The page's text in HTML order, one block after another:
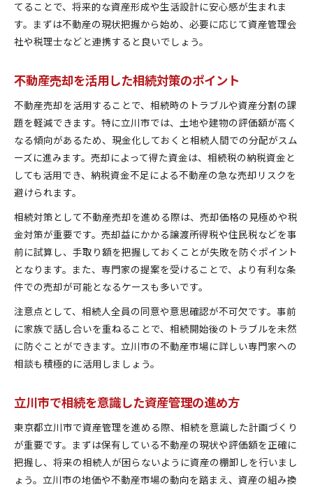
てることで、将来的な資産形成や生活設計に安心感が生まれま
す。まずは不動産の現状把握から始め、必要に応じて資産管理会
社や税理士などと連携すると良いでしょう。
不動産売却を活用した相続対策のポイント
不動産売却を活用することで、相続時のトラブルや資産分割の課
題を軽減できます。特に立川市では、土地や建物の評価額が高く
なる傾向があるため、現金化しておくと相続人間での分配がスム
ーズに進みます。売却によって得た資金は、相続税の納税資金と
しても活用でき、納税資金不足による不動産の急な売却リスクを
避けられます。
相続対策として不動産売却を進める際は、売却価格の見極めや税
金対策が重要です。売却益にかかる譲渡所得税や住民税などを事
前に試算し、手取り額を把握しておくことが失敗を防ぐポイント
となります。また、専門家の提案を受けることで、より有利な条
件での売却が可能となるケースも多いです。
注意点として、相続人全員の同意や意思確認が不可欠です。事前
に家族で話し合いを重ねることで、相続開始後のトラブルを未然
に防ぐことができます。立川市の不動産市場に詳しい専門家への
相談も積極的に活用しましょう。
立川市で相続を意識した資産管理の進め方
東京都立川市で資産管理を進める際、相続を意識した計画づくり
が重要です。まずは保有している不動産の現状や評価額を正確に
把握し、将来の相続人が困らないように資産の棚卸しを行いまし
ょう。立川市の地価や不動産市場の動向を踏まえ、資産の組み換